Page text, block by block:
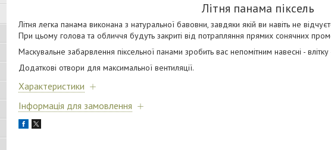
Літня панама піксель
Літня легка панама виконана з натуральної бавовни, завдяки якій ви навіть не
При цьому голова та обличчя будуть закриті від потрапляння прямих сонячних
Маскувальне забарвлення піксельної панами зробить вас непомітним навесні -
Додаткові отвори для максимальної вентиляції.
Характеристики
Інформація для замовлення